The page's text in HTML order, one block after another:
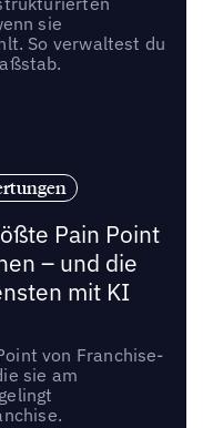
sie
So verwaltest du
Pain Point
– und die
mit KI
von Franchise-
sie am